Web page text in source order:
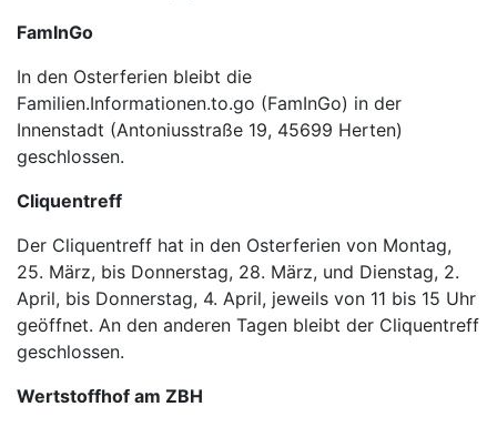
FamInGo
In den Osterferien bleibt die
Familien.Informationen.to.go (FamInGo) in der
Innenstadt (Antoniusstraße 19, 45699 Herten)
geschlossen.
Cliquentreff
Der Cliquentreff hat in den Osterferien von Montag,
25. März, bis Donnerstag, 28. März, und Dienstag, 2.
April, bis Donnerstag, 4. April, jeweils von 11 bis 15 Uhr
geöffnet. An den anderen Tagen bleibt der Cliquentreff
geschlossen.
Wertstoffhof am ZBH